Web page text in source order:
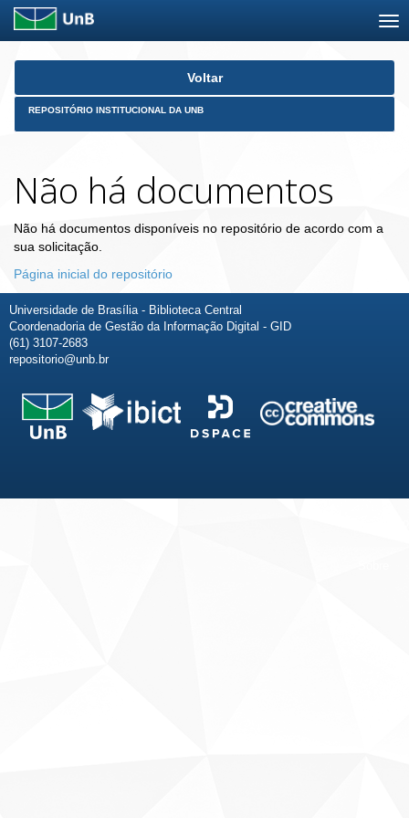
Skip
Voltar
REPOSITÓRIO INSTITUCIONAL DA UNB
Não há documentos
Não há documentos disponíveis no repositório de acordo com a
sua solicitação.
Página inicial do repositório
Universidade de Brasília - Biblioteca Central
Coordenadoria de Gestão da Informação Digital - GID
(61) 3107-2683
repositorio@unb.br